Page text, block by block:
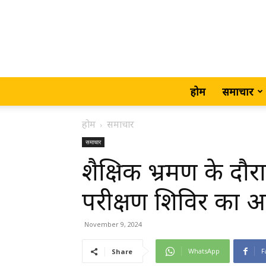
होम समाचार
होम समाचार
समाचार
शैक्षिक भ्रमण के
परीक्षण शिविर
November 9, 2024
Share WhatsApp